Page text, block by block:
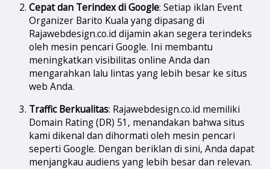
Cepat dan Terindex di Google: Setiap iklan Event
Organizer Barito Kuala yang dipasang di
Rajawebdesign.co.id dijamin akan segera terindeks
oleh mesin pencari Google. Ini membantu
meningkatkan visibilitas online Anda dan
mengarahkan lalu lintas yang lebih besar ke situs
web Anda.
Traffic Berkualitas: Rajawebdesign.co.id memiliki
Domain Rating (DR) 51, menandakan bahwa situs
kami dikenal dan dihormati oleh mesin pencari
seperti Google. Dengan beriklan di sini, Anda dapat
menjangkau audiens yang lebih besar dan relevan.